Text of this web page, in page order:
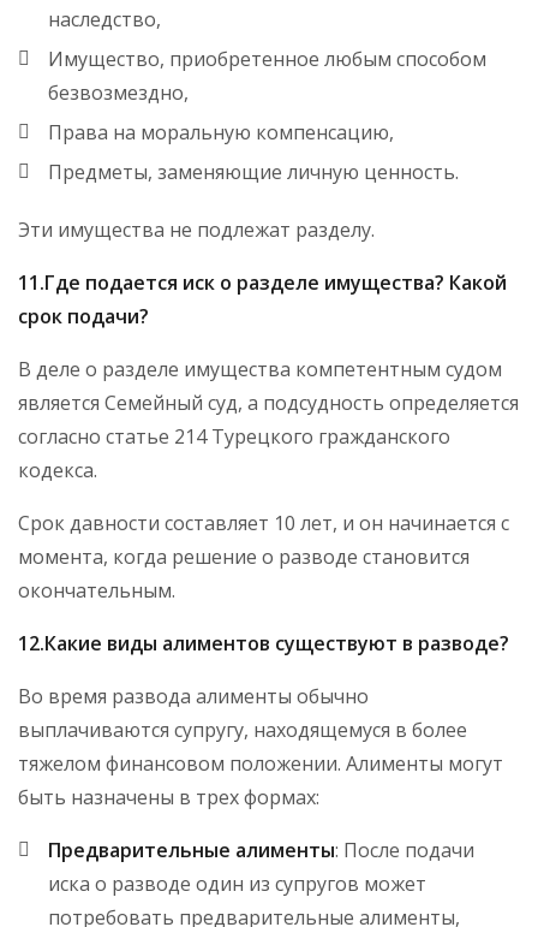
наследство,
Имущество, приобретенное любым способом
безвозмездно,
Права на моральную компенсацию,
Предметы, заменяющие личную ценность.
Эти имущества не подлежат разделу.
11.Где подается иск о разделе имущества? Какой
срок подачи?
В деле о разделе имущества компетентным судом
является Семейный суд, а подсудность определяется
согласно статье 214 Турецкого гражданского
кодекса.
Срок давности составляет 10 лет, и он начинается с
момента, когда решение о разводе становится
окончательным.
12.Какие виды алиментов существуют в разводе?
Во время развода алименты обычно
выплачиваются супругу, находящемуся в более
тяжелом финансовом положении. Алименты могут
быть назначены в трех формах:
Предварительные алименты: После подачи
иска о разводе один из супругов может
потребовать предварительные алименты,